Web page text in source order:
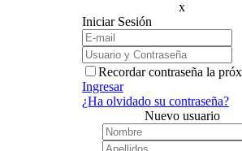
x
Iniciar Sesión
Recordar contraseña la
Ingresar
¿Ha olvidado su contraseña?
Nuevo usuario